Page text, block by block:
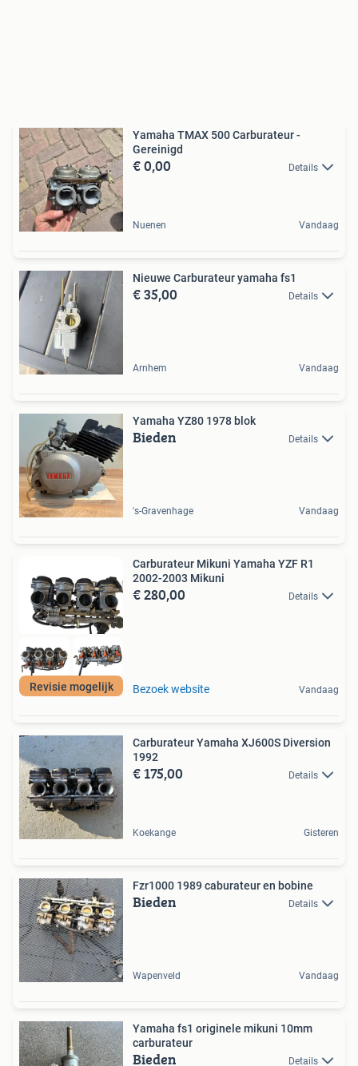
Yamaha TMAX 500 Carburateur -
Gereinigd
€ 0,00 Details
Nuenen Vandaag
Nieuwe Carburateur yamaha fs1
€ 35,00 Details
Arnhem Vandaag
Yamaha YZ80 1978 blok
Bieden Details
's-Gravenhage Vandaag
Revisie mogelijk
Carburateur Mikuni Yamaha YZF R1
2002-2003 Mikuni
€ 280,00 Details
Bezoek website Vandaag
Carburateur Yamaha XJ600S Diversion
1992
€ 175,00 Details
Koekange Gisteren
Fzr1000 1989 caburateur en bobine
Bieden Details
Wapenveld Vandaag
Yamaha fs1 originele mikuni 10mm
carburateur
Bieden Details